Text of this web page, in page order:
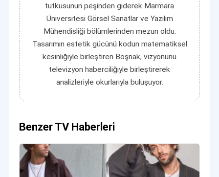
tutkusunun peşinden giderek Marmara
Üniversitesi Görsel Sanatlar ve Yazılım
Mühendisliği bölümlerinden mezun oldu.
Tasarımın estetik gücünü kodun matematiksel
kesinliğiyle birleştiren Boşnak, vizyonunu
televizyon haberciliğiyle birleştirerek
analizleriyle okurlarıyla buluşuyor.
Benzer TV Haberleri